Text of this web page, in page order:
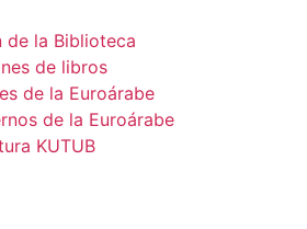
de la Biblioteca
de libros
de la Euroárabe
de la Euroárabe
KUTUB